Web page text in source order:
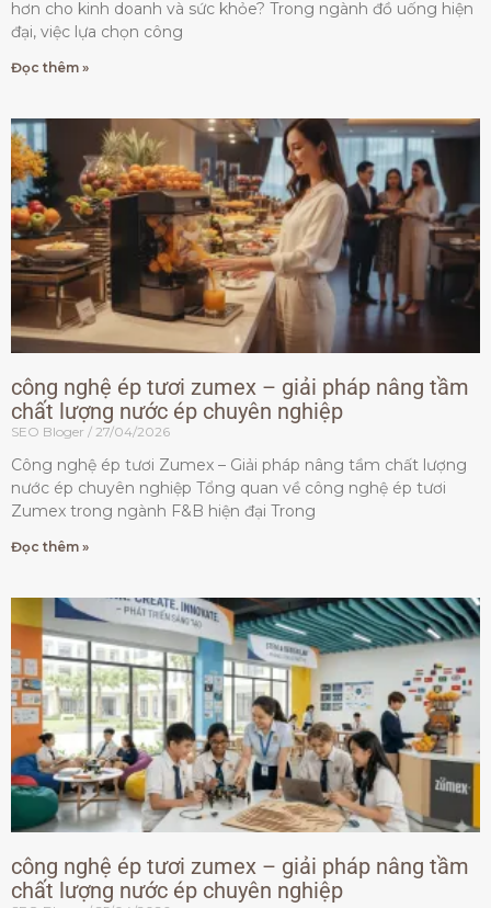
hơn cho kinh doanh và sức khỏe? Trong ngành đồ uống hiện
đại, việc lựa chọn công
Đọc thêm »
công nghệ ép tươi zumex – giải pháp nâng tầm
chất lượng nước ép chuyên nghiệp
SEO Bloger 27/04/2026
Công nghệ ép tươi Zumex – Giải pháp nâng tầm chất lượng
nước ép chuyên nghiệp Tổng quan về công nghệ ép tươi
Zumex trong ngành F&B hiện đại Trong
Đọc thêm »
công nghệ ép tươi zumex – giải pháp nâng tầm
chất lượng nước ép chuyên nghiệp